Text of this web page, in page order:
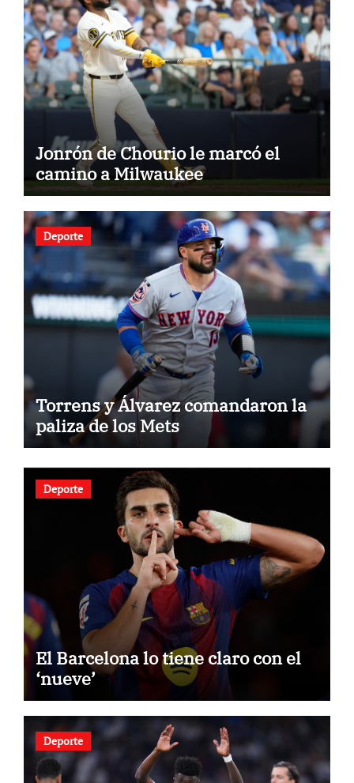
Jonrón de Chourio le marcó el
camino a Milwaukee
Deporte
Torrens y Álvarez comandaron la
paliza de los Mets
Deporte
El Barcelona lo tiene claro con el
‘nueve’
Deporte